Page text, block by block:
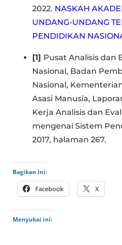
2022. NASKAH
UNDANG-UNDANG
PENDIDIKAN
[1] Pusat Analisis dan
Nasional, Badan
Nasional,
Asasi Manusia,
Kerja Analisis dan
mengenai Sistem
2017, halaman 267.
Bagikan ini:
Facebook X
Menyukai ini: